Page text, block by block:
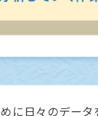
に日々のデータ